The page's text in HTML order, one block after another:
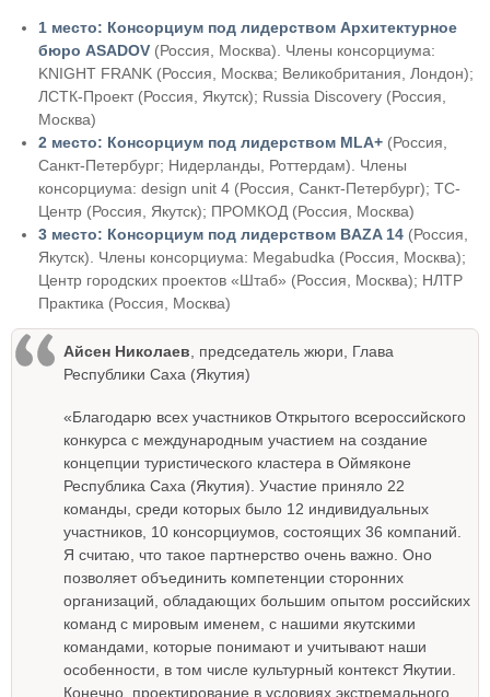
1 место: Консорциум под лидерством Архитектурное
бюро ASADOV (Россия, Москва). Члены консорциума:
KNIGHT FRANK (Россия, Москва; Великобритания, Лондон);
ЛСТК-Проект (Россия, Якутск); Russia Discovery (Россия,
Москва)
2 место: Консорциум под лидерством MLA+ (Россия,
Санкт-Петербург; Нидерланды, Роттердам). Члены
консорциума: design unit 4 (Россия, Санкт-Петербург); ТС-
Центр (Россия, Якутск); ПРОМКОД (Россия, Москва)
3 место: Консорциум под лидерством BAZA 14 (Россия,
Якутск). Члены консорциума: Megabudka (Россия, Москва);
Центр городских проектов «Штаб» (Россия, Москва); НЛТР
Практика (Россия, Москва)
Айсен Николаев , председатель жюри, Глава
Республики Саха (Якутия)
«Благодарю всех участников Открытого всероссийского
конкурса с международным участием на создание
концепции туристического кластера в Оймяконе
Республика Саха (Якутия). Участие приняло 22
команды, среди которых было 12 индивидуальных
участников, 10 консорциумов, состоящих 36 компаний.
Я считаю, что такое партнерство очень важно. Оно
позволяет объединить компетенции сторонних
организаций, обладающих большим опытом российских
команд с мировым именем, с нашими якутскими
командами, которые понимают и учитывают наши
особенности, в том числе культурный контекст Якутии.
Конечно, проектирование в условиях экстремального